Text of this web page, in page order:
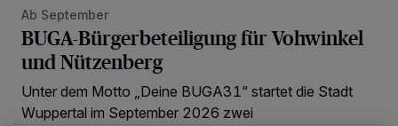
Ab September
BUGA-Bürgerbeteiligung für Vohwinkel
und Nützenberg
Unter dem Motto „Deine BUGA31“ startet die Stadt
Wuppertal im September 2026 zwei